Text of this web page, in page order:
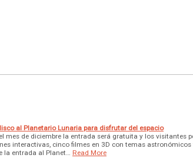
al Planetario Lunaria para disfrutar del espacio
mes de diciembre la entrada será gratuita y los visitantes
interactivas, cinco filmes en 3D con temas astronómicos
la entrada al Planet…
Read More